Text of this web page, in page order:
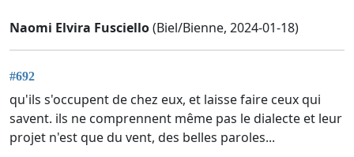
Naomi Elvira Fusciello(Biel/Bienne, 2024-01-18)
#692
qu'ils s'occupent de chez eux, et laisse faire ceux qui
savent. ils ne comprennent même pas le dialecte et leur
projet n'est que du vent, des belles paroles...